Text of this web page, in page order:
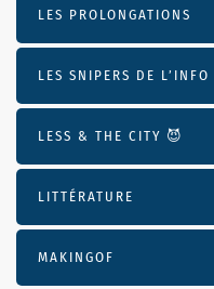
LES PROLONGATIONS
LES SNIPERS DE L’INFO
LESS & THE CITY 😈
LITTÉRATURE
MAKINGOF